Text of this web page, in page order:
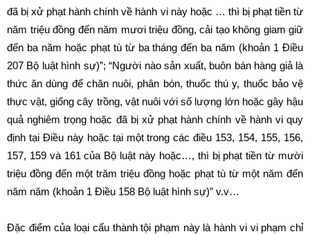
đã bị xử phạt hành chính về hành vi này hoặc … thì bị phạt tiền từ
năm triệu đồng đến năm mươi triệu đồng, cải tạo không giam giữ
đến ba năm hoặc phạt tù từ ba tháng đến ba năm (khoản 1 Điều
207 Bộ luật hình sự)”; “Người nào sản xuất, buôn bán hàng giả là
thức ăn dùng để chăn nuôi, phân bón, thuốc thú y, thuốc bảo vệ
thực vật, giống cây trồng, vật nuôi với số lượng lớn hoặc gây hậu
quả nghiêm trọng hoặc đã bị xử phạt hành chính về hành vi quy
định tại Điều này hoặc tại một trong các điều 153, 154, 155, 156,
157, 159 và 161 của Bộ luật này hoặc…, thì bị phạt tiền từ mười
triệu đồng đến một trăm triệu đồng hoặc phạt tù từ một năm đến
năm năm (khoản 1 Điều 158 Bộ luật hình sự)” v.v…
Đặc điểm của loại cấu thành tội phạm này là hành vi vi phạm chỉ